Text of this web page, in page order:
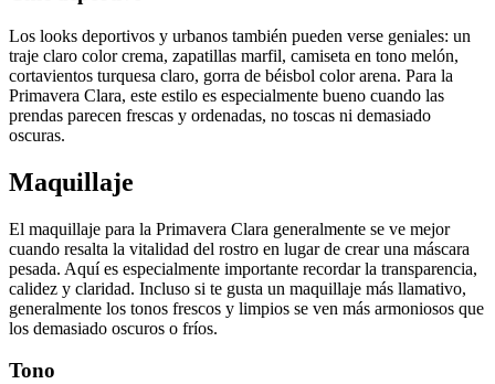
Los looks deportivos y urbanos también pueden verse geniales: un
traje claro color crema, zapatillas marfil, camiseta en tono melón,
cortavientos turquesa claro, gorra de béisbol color arena. Para la
Primavera Clara, este estilo es especialmente bueno cuando las
prendas parecen frescas y ordenadas, no toscas ni demasiado
oscuras.
Maquillaje
El maquillaje para la Primavera Clara generalmente se ve mejor
cuando resalta la vitalidad del rostro en lugar de crear una máscara
pesada. Aquí es especialmente importante recordar la transparencia,
calidez y claridad. Incluso si te gusta un maquillaje más llamativo,
generalmente los tonos frescos y limpios se ven más armoniosos que
los demasiado oscuros o fríos.
Tono